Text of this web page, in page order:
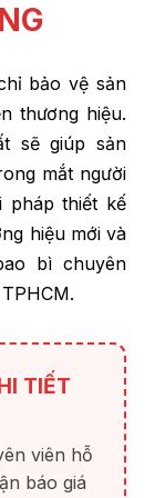
bảo vệ sản
thương hiệu.
sẽ giúp sản
mắt người
pháp thiết kế
hiệu mới và
bì chuyên
TIẾT
viên hỗ
báo giá